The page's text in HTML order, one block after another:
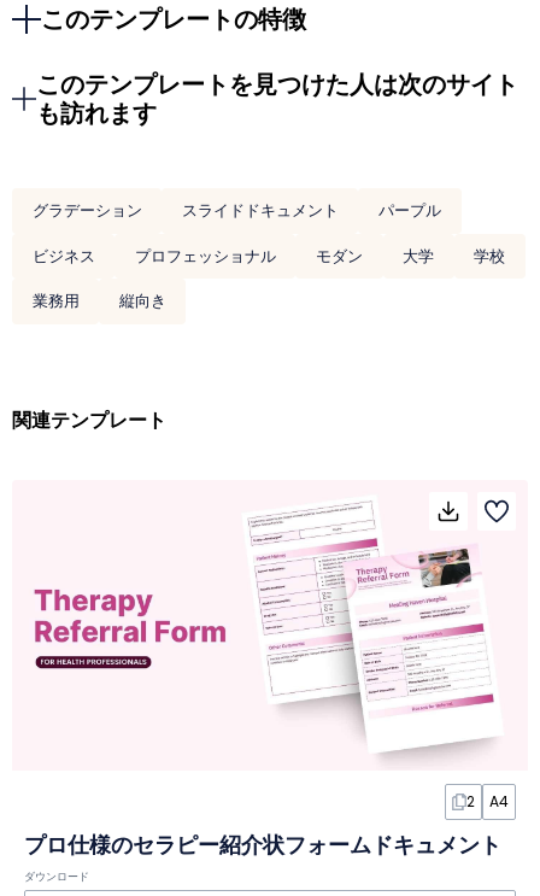
このテンプレートの特徴
このテンプレートを見つけた人は次のサイト
も訪れます
グラデーション スライドドキュメント
パープル
ビジネス
プロフェッショナル モダン 大学
学校
業務用
縦向き
関連テンプレート
2 A4
プロ仕様のセラピー紹介状フォームドキュメント
ダウンロード